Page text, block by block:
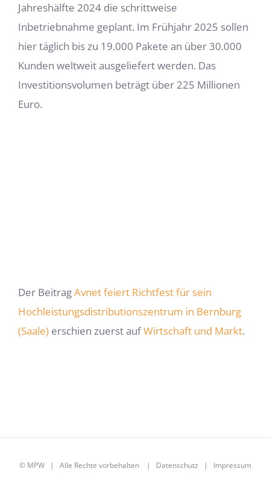
Jahreshälfte 2024 die schrittweise
Inbetriebnahme geplant. Im Frühjahr 2025 sollen
hier täglich bis zu 19.000 Pakete an über 30.000
Kunden weltweit ausgeliefert werden. Das
Investitionsvolumen beträgt über 225 Millionen
Euro.
Der BeitragAvnet feiert Richtfest für sein
Hochleistungsdistributionszentrum in Bernburg
(Saale) erschien zuerst aufWirtschaft und Markt.
© MPW| Alle Rechte vorbehalten | Datenschutz | Impressum